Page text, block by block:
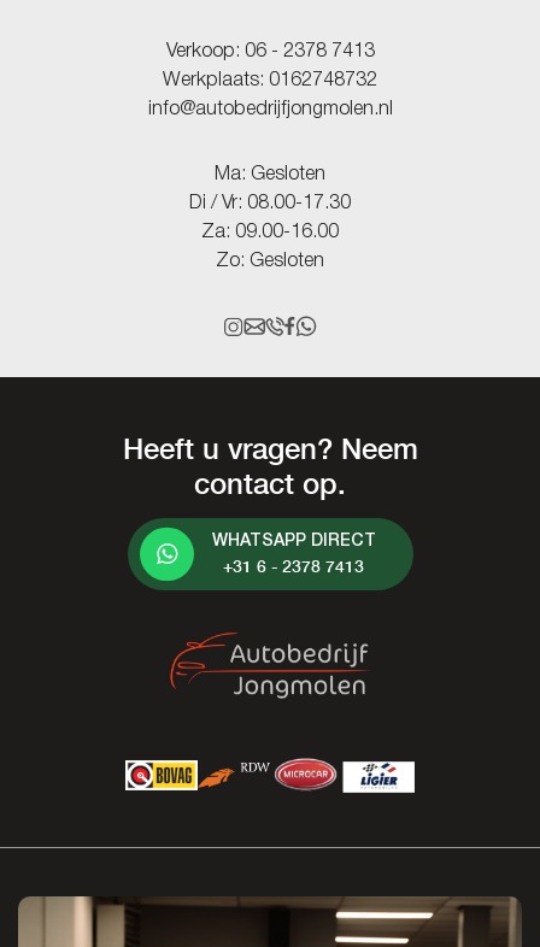
Verkoop: 06 - 2378 7413
Werkplaats: 0162748732
info@autobedrijfjongmolen.nl
Ma: Gesloten
Di / Vr: 08.00-17.30
Za: 09.00-16.00
Zo: Gesloten
Heeft u vragen? Neem
contact op.
WHATSAPP DIRECT
+31 6 - 2378 7413